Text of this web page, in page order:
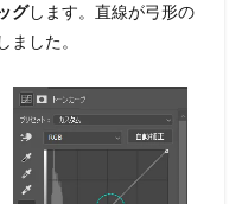
グします。直線が弓形の
した。